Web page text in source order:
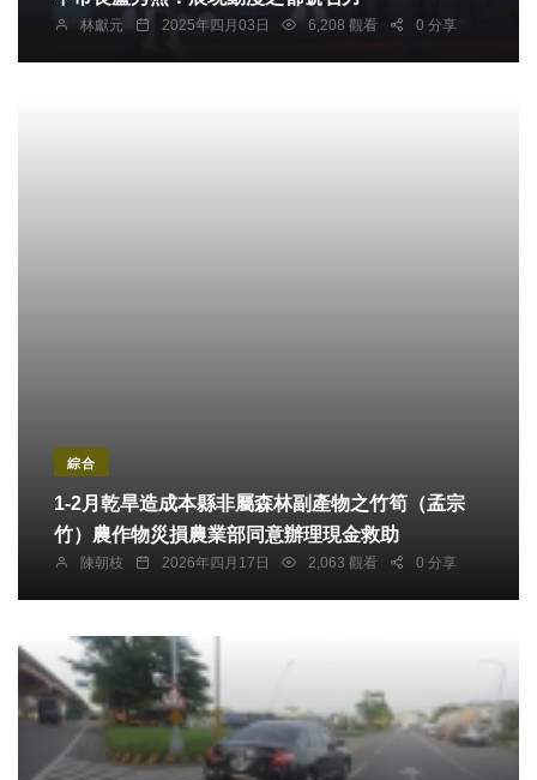
林獻元 2025年四月03日 6,208 觀看 0 分享
綜合
1-2月乾旱造成本縣非屬森林副產物之竹筍（孟宗
竹）農作物災損農業部同意辦理現金救助
陳朝枝 2026年四月17日 2,063 觀看 0 分享